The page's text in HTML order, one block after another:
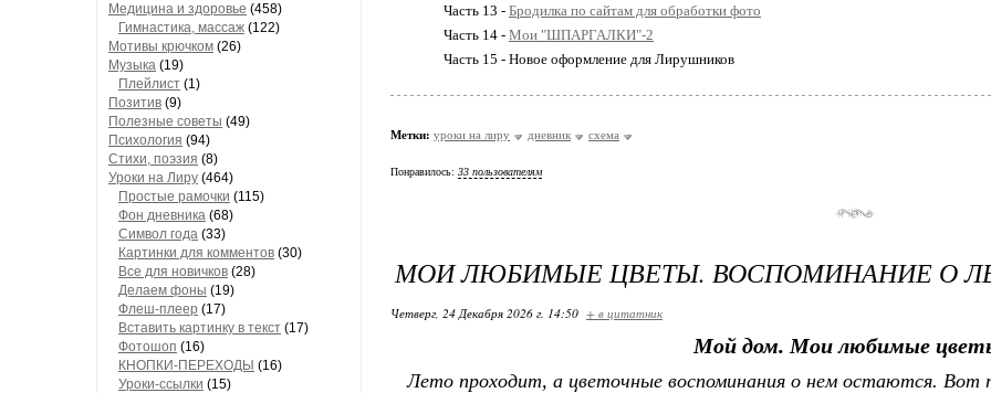
Медицина и здоровье (458)
Гимнастика, массаж (122)
Мотивы крючком (26)
Музыка (19)
Плейлист (1)
Позитив (9)
Полезные советы (49)
Психология (94)
Стихи, поэзия (8)
Уроки на Лиру (464)
Простые рамочки (115)
Фон дневника (68)
Символ года (33)
Картинки для комментов (30)
Все для новичков (28)
Делаем фоны (19)
Флеш-плеер (17)
Вставить картинку в текст (17)
Фотошоп (16)
КНОПКИ-ПЕРЕХОДЫ (16)
Уроки-ссылки (15)
Часть 13 - Бродилка по сайтам для обработки фото
Часть 14 - Мои "ШПАРГАЛКИ"-2
Часть 15 - Новое оформление для Лирушников
Метки: уроки на лиру дневник схема
Понравилось: 33 пользователям
МОИ ЛЮБИМЫЕ ЦВЕТЫ. ВОСПОМИНАНИЕ О
Четверг, 24 Декабря 2026 г. 14:50 + в цитатник
Мой дом. Мои любимые
Лето проходит, а цветочные воспоминания о нем остаются. Вот